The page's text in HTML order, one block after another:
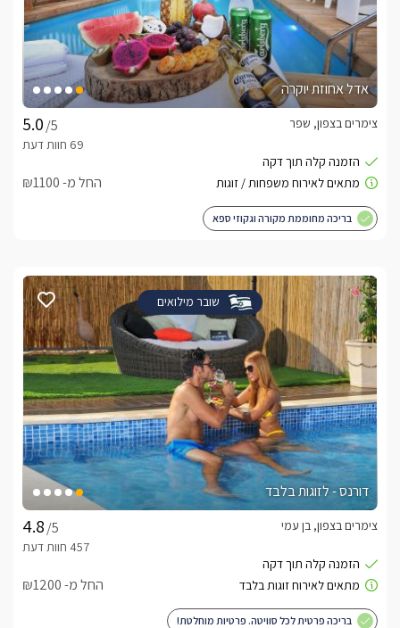
אדל אחוזת יוקרה
/5
צימרים בצפון, שפר
החל מ- ₪1100
בריכה מחוממת מקורה וגקוזי ספא
שובר מילואים
דורנס - לזוגות בלבד
/5
צימרים בצפון, בן עמי
החל מ- ₪1200
בריכה פרטית לכל סוויטה. פרטיות מוחלטת!